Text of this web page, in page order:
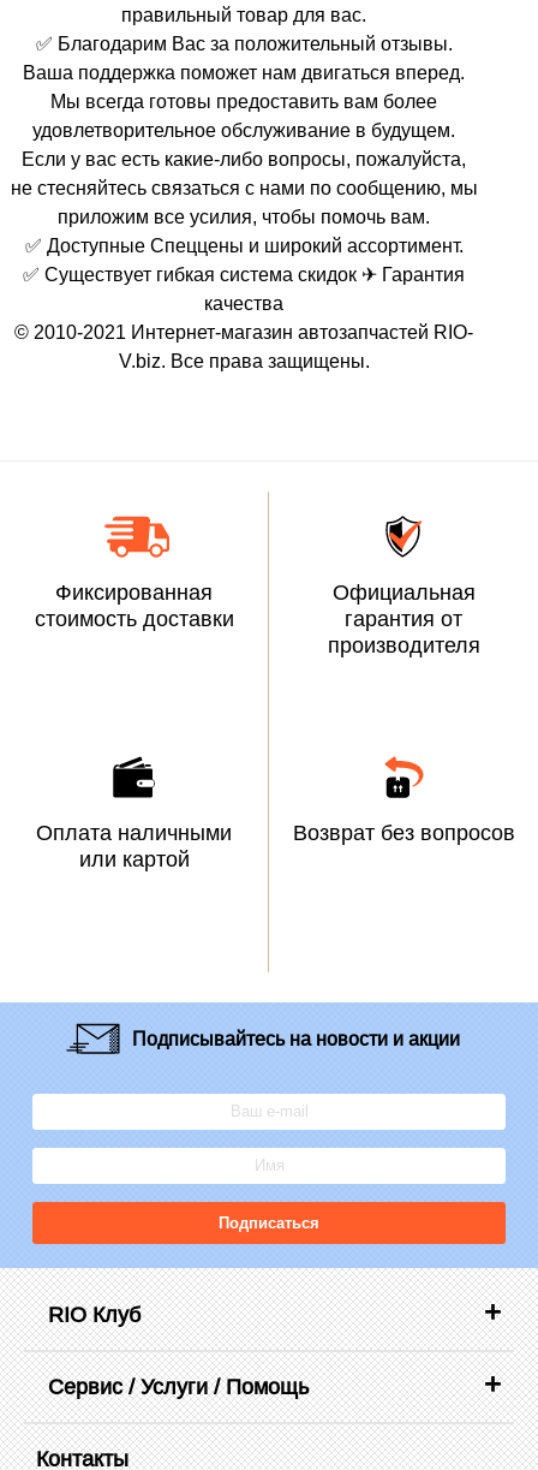
правильный товар для вас.
✅ Благодарим Вас за положительный отзывы.
Ваша поддержка поможет нам двигаться вперед.
Мы всегда готовы предоставить вам более
удовлетворительное обслуживание в будущем.
Если у вас есть какие-либо вопросы, пожалуйста,
не стесняйтесь связаться с нами по сообщению, мы
приложим все усилия, чтобы помочь вам.
✅ Доступные Спеццены и широкий ассортимент.
✅ Существует гибкая система скидок ✈ Гарантия
качества
© 2010-2021 Интернет-магазин автозапчастей RIO-
V.biz. Все права защищены.
Фиксированная
стоимость доставки
Официальная
гарантия от
производителя
Оплата наличными
или картой
Возврат без вопросов
Подписывайтесьна новости и акции
Подписаться
RIO Клуб
Сервис / Услуги / Помощь
Контакты